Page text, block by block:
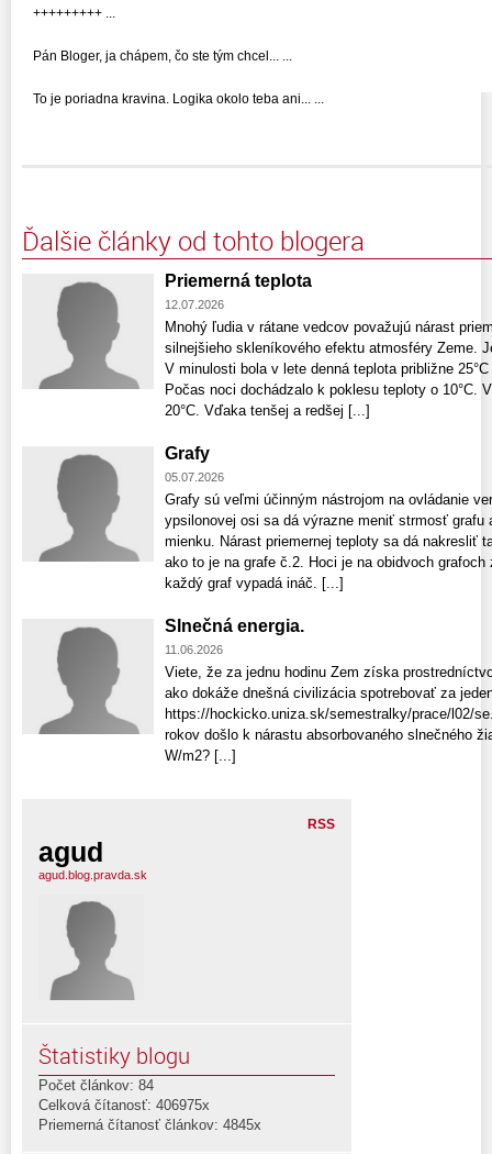
+++++++++ ...
Pán Bloger, ja chápem, čo ste tým chcel... ...
To je poriadna kravina. Logika okolo teba ani... ...
Ďalšie články od tohto blogera
Priemerná teplota
12.07.2026
Mnohý ľudia v rátane vedcov považujú nárast
silnejšieho skleníkového efektu atmosféry Zeme.
V minulosti bola v lete denná teplota približne
Počas noci dochádzalo k poklesu teploty o 10°C.
20°C. Vďaka tenšej a redšej [...]
Grafy
05.07.2026
Grafy sú veľmi účinným nástrojom na ovládanie
ypsilonovej osi sa dá výrazne meniť strmosť
mienku. Nárast priemernej teploty sa dá nakresliť
ako to je na grafe č.2. Hoci je na obidvoch
každý graf vypadá ináč. [...]
Slnečná energia.
11.06.2026
Viete, že za jednu hodinu Zem získa
ako dokáže dnešná civilizácia spotrebovať za
https://hockicko.uniza.sk/semestralky/prace/l02/
rokov došlo k nárastu absorbovaného slnečného
W/m2? [...]
RSS
agud
agud.blog.pravda.sk
Štatistiky blogu
Počet článkov: 84
Celková čítanosť: 406975x
Priemerná čítanosť článkov: 4845x